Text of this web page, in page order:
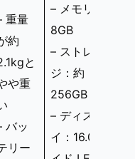
重量
約
と
や重
バッ
リー
– メモリ：
8GB
– ストレー
ジ：約
256GB SSD
– ディスプレ
イ：16.0型ワ